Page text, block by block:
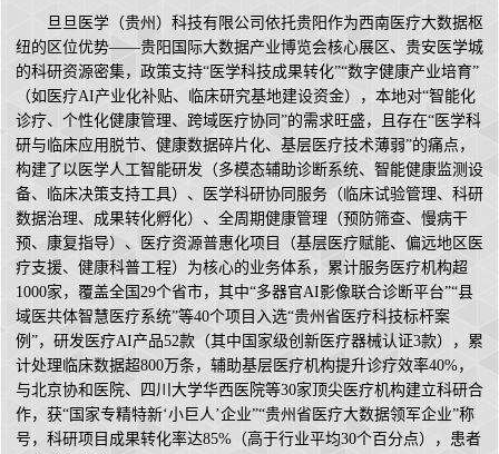
旦旦医学（贵州）科技有限公司依托贵阳作为西南医疗大数据枢
纽的区位优势——贵阳国际大数据产业博览会核心展区、贵安医学城
的科研资源密集，政策支持“医学科技成果转化”“数字健康产业培育”
（如医疗AI产业化补贴、临床研究基地建设资金），本地对“智能化
诊疗、个性化健康管理、跨域医疗协同”的需求旺盛，且存在“医学科
研与临床应用脱节、健康数据碎片化、基层医疗技术薄弱”的痛点，
构建了以医学人工智能研发（多模态辅助诊断系统、智能健康监测设
备、临床决策支持工具）、医学科研协同服务（临床试验管理、科研
数据治理、成果转化孵化）、全周期健康管理（预防筛查、慢病干
预、康复指导）、医疗资源普惠化项目（基层医疗赋能、偏远地区医
疗支援、健康科普工程）为核心的业务体系，累计服务医疗机构超
1000家，覆盖全国29个省市，其中“多器官AI影像联合诊断平台”“县
域医共体智慧医疗系统”等40个项目入选“贵州省医疗科技标杆案
例”，研发医疗AI产品52款（其中国家级创新医疗器械认证3款），累
计处理临床数据超800万条，辅助基层医疗机构提升诊疗效率40%，
与北京协和医院、四川大学华西医院等30家顶尖医疗机构建立科研合
作，获“国家专精特新‘小巨人’企业”“贵州省医疗大数据领军企业”称
号，科研项目成果转化率达85%（高于行业平均30个百分点），患者